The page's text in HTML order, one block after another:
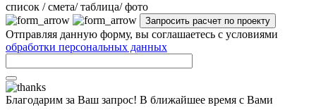
cписок / смета/ таблица/ фото
Отправляя данную форму, вы соглашаетесь с условиями
обработки персональных данных
Благодарим за Ваш запрос! В ближайшее время с Вами